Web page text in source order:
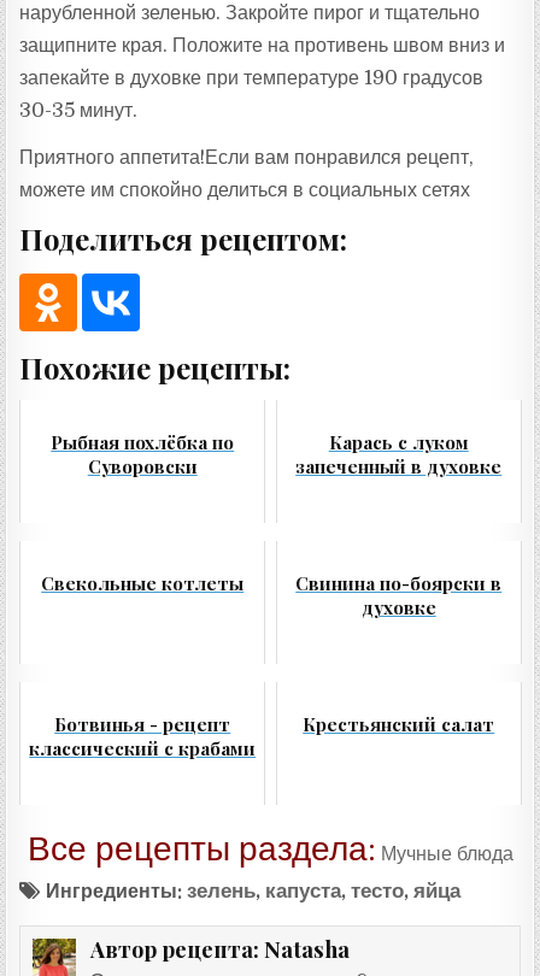
нарубленной зеленью. Закройте пирог и тщательно
защипните края. Положите на противень швом вниз и
запекайте в духовке при температуре 190 градусов
30-35 минут.
Приятного аппетита!Если вам понравился рецепт,
можете им спокойно делиться в социальных сетях
Поделиться рецептом:
Похожие рецепты:
Рыбная похлёбка по
Суворовски
Карась с луком
запеченный в духовке
Свекольные котлеты
Свинина по-боярски в
духовке
Ботвинья - рецепт
классический с крабами
Крестьянский салат
Все рецепты раздела: Мучные блюда
Ингредиенты:зелень, капуста,тесто,яйца
Автор рецепта: Natasha